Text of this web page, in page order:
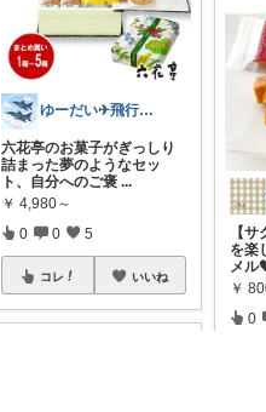
ゆーだい✈︎飛行機好きな1児のパパ✈︎
六花亭のお菓子がぎっしり
詰まった夢のようなセッ
ト、自分へのご褒 ...
￥ 4,980～
0 0 5
コレ いいね
【
を楽
メル
￥
0